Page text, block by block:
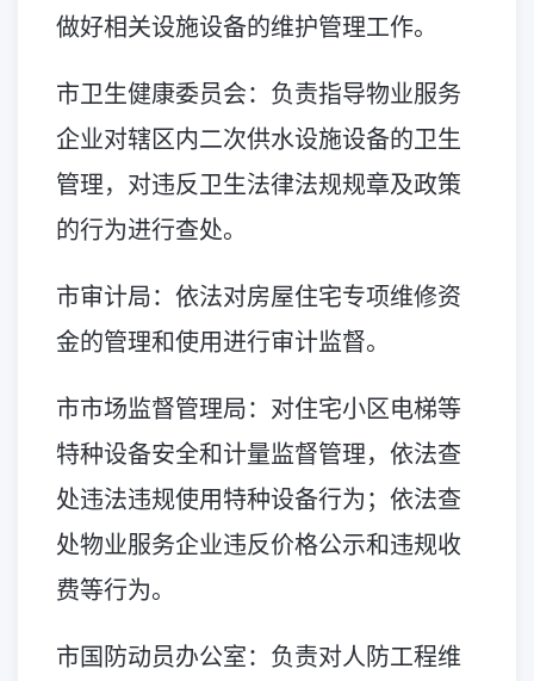
做好相关设施设备的维护管理工作。
市卫生健康委员会：负责指导物业服务
企业对辖区内二次供水设施设备的卫生
管理，对违反卫生法律法规规章及政策
的行为进行查处。
市审计局：依法对房屋住宅专项维修资
金的管理和使用进行审计监督。
市市场监督管理局：对住宅小区电梯等
特种设备安全和计量监督管理，依法查
处违法违规使用特种设备行为；依法查
处物业服务企业违反价格公示和违规收
费等行为。
市国防动员办公室：负责对人防工程维